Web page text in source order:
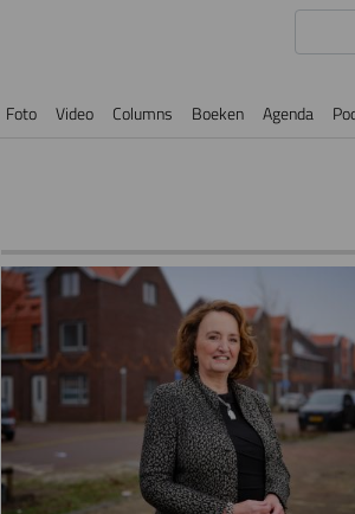
Foto Video Columns Boeken Agenda